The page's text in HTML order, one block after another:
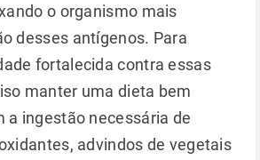
o organismo mais
desses antígenos. Para
fortalecida contra essas
manter uma dieta bem
a ingestão necessária de
advindos de vegetais